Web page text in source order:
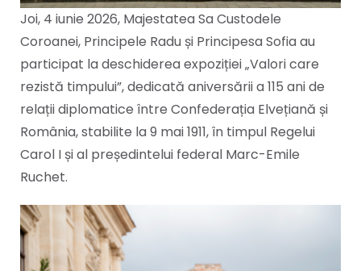
Joi, 4 iunie 2026, Majestatea Sa Custodele
Coroanei, Principele Radu și Principesa Sofia au
participat la deschiderea expoziției „Valori care
rezistă timpului”, dedicată aniversării a 115 ani de
relații diplomatice între Confederația Elvețiană și
România, stabilite la 9 mai 1911, în timpul Regelui
Carol I și al președintelui federal Marc-Emile
Ruchet.